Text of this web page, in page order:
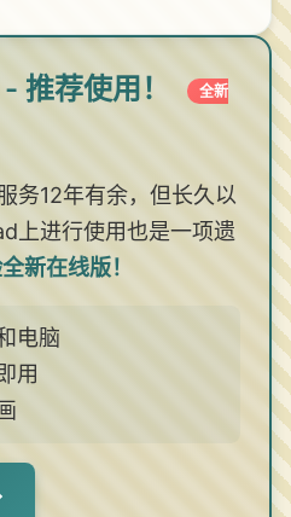
推荐使用！ 全新
务12年有余，但长久以
上进行使用也是一项遗
新在线版！
电脑
用